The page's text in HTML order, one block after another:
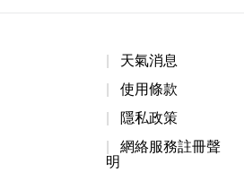
天氣消息
使用條款
隱私政策
網絡服務註冊聲
明